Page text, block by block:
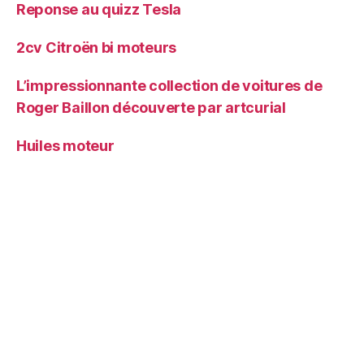
Reponse au quizz Tesla
2cv Citroën bi moteurs
L’impressionnante collection de voitures de
Roger Baillon découverte par artcurial
Huiles moteur